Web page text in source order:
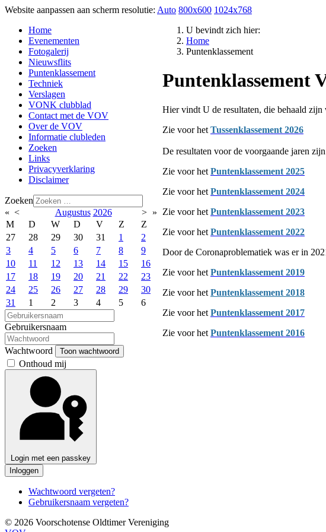
Website aanpassen aan scherm resolutie: Auto 800x600 1024x768
Home
Evenementen
Fotogalerij
Nieuwsflits
Puntenklassement
Techniek
Verslagen
VONK clubblad
Contact met de VOV
Over de VOV
Informatie clubleden
Zoeken
Links
Privacyverklaring
Disclaimer
Zoeken
« < Augustus 2026 > »
M
D W D V Z
Z
27
28 29 30 31 1
2
3
4 5 6 7 8
9
10
11 12 13 14 15
16
17
18 19 20 21 22
23
24
25 26 27 28 29
30
31
1 2 3 4 5 6
Gebruikersnaam
Wachtwoord Toon wachtwoord
Onthoud mij
Login met een passkey
Inloggen
Wachtwoord vergeten?
Gebruikersnaam vergeten?
U bevindt zich hier:
Home
Puntenklassement
Puntenklassement
Hier vindt U de resultaten, die behaald
Zie voor het Tussenklassement 2026
De resultaten voor de voorgaande jaren
Zie voor het Puntenklassement 2025
Zie voor het Puntenklassement 2024
Zie voor het Puntenklassement 2023
Zie voor het Puntenklassement 2022
Door de Coronaproblematiek was er in
Zie voor het Puntenklassement 2019
Zie voor het Puntenklassement 2018
Zie voor het Puntenklassement 2017
Zie voor het Puntenklassement 2016
© 2026 Voorschotense Oldtimer Vereniging